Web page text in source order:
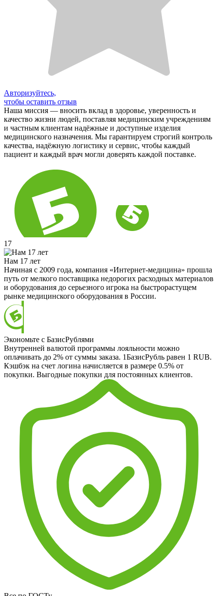
Авторизуйтесь,
чтобы оставить отзыв
Наша миссия — вносить вклад в здоровье, уверенность и
качество жизни людей, поставляя медицинским учреждениям
и частным клиентам надёжные и доступные изделия
медицинского назначения. Мы гарантируем строгий контроль
качества, надёжную логистику и сервис, чтобы каждый
пациент и каждый врач могли доверять каждой поставке.
17
Нам 17 лет
Начиная с 2009 года, компания «Интернет-медицина» прошла
путь от мелкого поставщика недорогих расходных материалов
и оборудования до серьезного игрока на быстрорастущем
рынке медицинского оборудования в России.
Экономьте с БазисРублями
Внутренней валютой программы лояльности можно
оплачивать до 2% от суммы заказа. 1БазисРубль равен 1 RUB.
Кэшбэк на счет логина начисляется в размере 0.5% от
покупки. Выгодные покупки для постоянных клиентов.